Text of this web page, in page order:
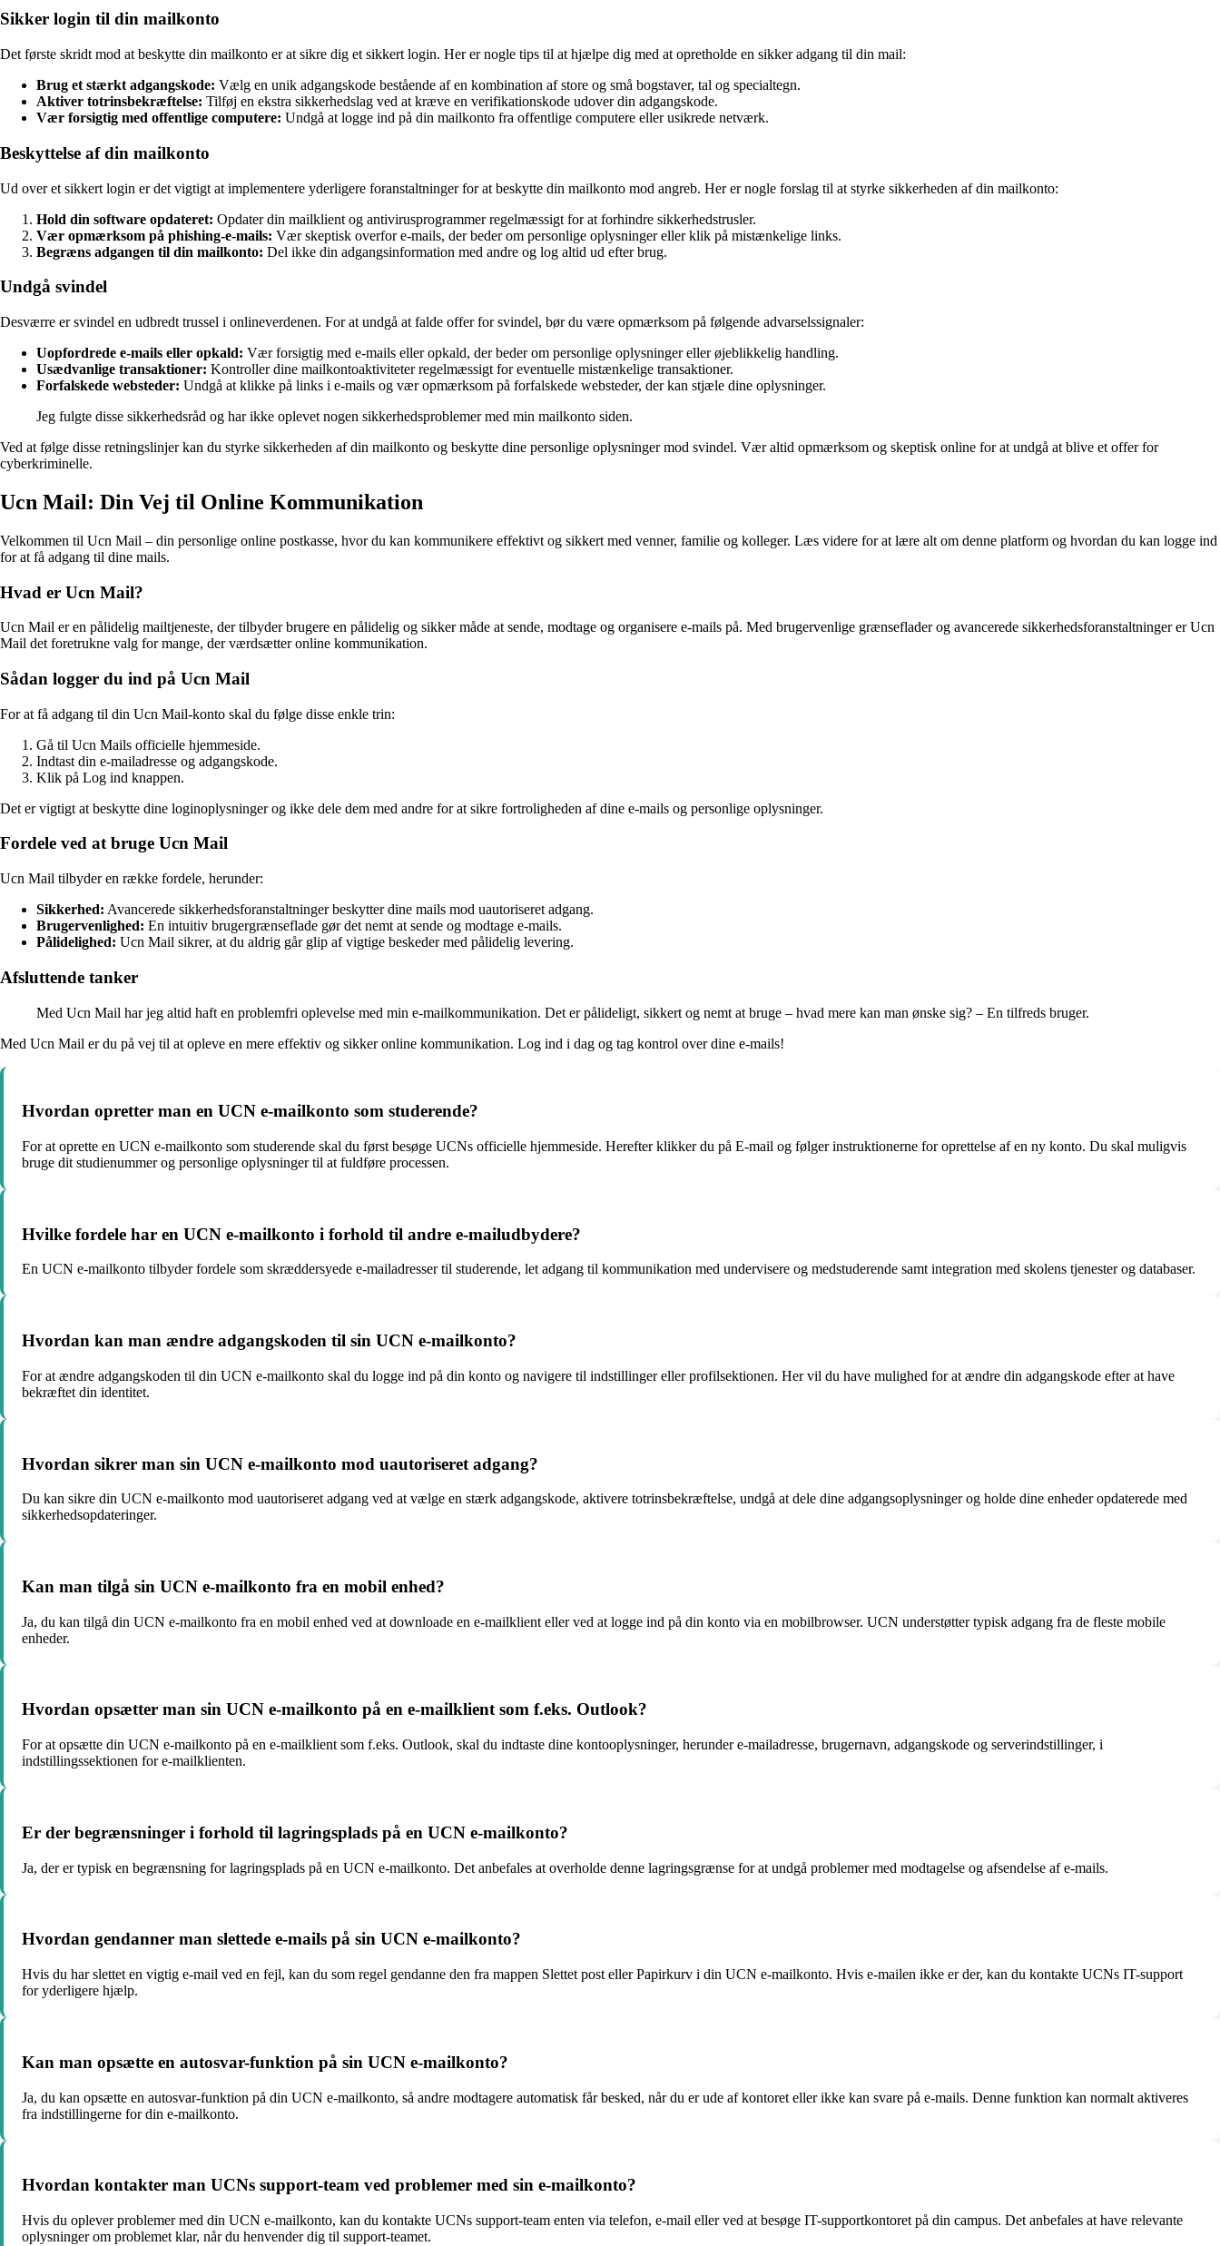
Sikker login til din mailkonto
Det første skridt mod at beskytte din mailkonto er at sikre dig et sikkert login. Her er nogle tips til at hjælpe dig med at opretholde en sikker adgang til din mail:
Brug et stærkt adgangskode: Vælg en unik adgangskode bestående af en kombination af store og små bogstaver, tal og specialtegn.
Aktiver totrinsbekræftelse: Tilføj en ekstra sikkerhedslag ved at kræve en verifikationskode udover din adgangskode.
Vær forsigtig med offentlige computere: Undgå at logge ind på din mailkonto fra offentlige computere eller usikrede netværk.
Beskyttelse af din mailkonto
Ud over et sikkert login er det vigtigt at implementere yderligere foranstaltninger for at beskytte din mailkonto mod angreb. Her er nogle forslag til at styrke sikkerheden af din mailkonto:
Hold din software opdateret: Opdater din mailklient og antivirusprogrammer regelmæssigt for at forhindre sikkerhedstrusler.
Vær opmærksom på phishing-e-mails: Vær skeptisk overfor e-mails, der beder om personlige oplysninger eller klik på mistænkelige links.
Begræns adgangen til din mailkonto: Del ikke din adgangsinformation med andre og log altid ud efter brug.
Undgå svindel
Desværre er svindel en udbredt trussel i onlineverdenen. For at undgå at falde offer for svindel, bør du være opmærksom på følgende advarselssignaler:
Uopfordrede e-mails eller opkald: Vær forsigtig med e-mails eller opkald, der beder om personlige oplysninger eller øjeblikkelig handling.
Usædvanlige transaktioner: Kontroller dine mailkontoaktiviteter regelmæssigt for eventuelle mistænkelige transaktioner.
Forfalskede websteder: Undgå at klikke på links i e-mails og vær opmærksom på forfalskede websteder, der kan stjæle dine oplysninger.
Jeg fulgte disse sikkerhedsråd og har ikke oplevet nogen sikkerhedsproblemer med min mailkonto siden.
Ved at følge disse retningslinjer kan du styrke sikkerheden af din mailkonto og beskytte dine personlige oplysninger mod svindel. Vær altid opmærksom og skeptisk online for at undgå at blive et offer for
cyberkriminelle.
Ucn Mail: Din Vej til Online Kommunikation
Velkommen til Ucn Mail – din personlige online postkasse, hvor du kan kommunikere effektivt og sikkert med venner, familie og kolleger. Læs videre for at lære alt om denne platform og hvordan du kan logge ind
for at få adgang til dine mails.
Hvad er Ucn Mail?
Ucn Mail er en pålidelig mailtjeneste, der tilbyder brugere en pålidelig og sikker måde at sende, modtage og organisere e-mails på. Med brugervenlige grænseflader og avancerede sikkerhedsforanstaltninger er Ucn
Mail det foretrukne valg for mange, der værdsætter online kommunikation.
Sådan logger du ind på Ucn Mail
For at få adgang til din Ucn Mail-konto skal du følge disse enkle trin:
Gå til Ucn Mails officielle hjemmeside.
Indtast din e-mailadresse og adgangskode.
Klik på Log ind knappen.
Det er vigtigt at beskytte dine loginoplysninger og ikke dele dem med andre for at sikre fortroligheden af dine e-mails og personlige oplysninger.
Fordele ved at bruge Ucn Mail
Ucn Mail tilbyder en række fordele, herunder:
Sikkerhed: Avancerede sikkerhedsforanstaltninger beskytter dine mails mod uautoriseret adgang.
Brugervenlighed: En intuitiv brugergrænseflade gør det nemt at sende og modtage e-mails.
Pålidelighed: Ucn Mail sikrer, at du aldrig går glip af vigtige beskeder med pålidelig levering.
Afsluttende tanker
Med Ucn Mail har jeg altid haft en problemfri oplevelse med min e-mailkommunikation. Det er pålideligt, sikkert og nemt at bruge – hvad mere kan man ønske sig? – En tilfreds bruger.
Med Ucn Mail er du på vej til at opleve en mere effektiv og sikker online kommunikation. Log ind i dag og tag kontrol over dine e-mails!
Hvordan opretter man en UCN e-mailkonto som studerende?
For at oprette en UCN e-mailkonto som studerende skal du først besøge UCNs officielle hjemmeside. Herefter klikker du på E-mail og følger instruktionerne for oprettelse af en ny konto. Du skal muligvis
bruge dit studienummer og personlige oplysninger til at fuldføre processen.
Hvilke fordele har en UCN e-mailkonto i forhold til andre e-mailudbydere?
En UCN e-mailkonto tilbyder fordele som skræddersyede e-mailadresser til studerende, let adgang til kommunikation med undervisere og medstuderende samt integration med skolens tjenester og databaser.
Hvordan kan man ændre adgangskoden til sin UCN e-mailkonto?
For at ændre adgangskoden til din UCN e-mailkonto skal du logge ind på din konto og navigere til indstillinger eller profilsektionen. Her vil du have mulighed for at ændre din adgangskode efter at have
bekræftet din identitet.
Hvordan sikrer man sin UCN e-mailkonto mod uautoriseret adgang?
Du kan sikre din UCN e-mailkonto mod uautoriseret adgang ved at vælge en stærk adgangskode, aktivere totrinsbekræftelse, undgå at dele dine adgangsoplysninger og holde dine enheder opdaterede med
sikkerhedsopdateringer.
Kan man tilgå sin UCN e-mailkonto fra en mobil enhed?
Ja, du kan tilgå din UCN e-mailkonto fra en mobil enhed ved at downloade en e-mailklient eller ved at logge ind på din konto via en mobilbrowser. UCN understøtter typisk adgang fra de fleste mobile
enheder.
Hvordan opsætter man sin UCN e-mailkonto på en e-mailklient som f.eks. Outlook?
For at opsætte din UCN e-mailkonto på en e-mailklient som f.eks. Outlook, skal du indtaste dine kontooplysninger, herunder e-mailadresse, brugernavn, adgangskode og serverindstillinger, i
indstillingssektionen for e-mailklienten.
Er der begrænsninger i forhold til lagringsplads på en UCN e-mailkonto?
Ja, der er typisk en begrænsning for lagringsplads på en UCN e-mailkonto. Det anbefales at overholde denne lagringsgrænse for at undgå problemer med modtagelse og afsendelse af e-mails.
Hvordan gendanner man slettede e-mails på sin UCN e-mailkonto?
Hvis du har slettet en vigtig e-mail ved en fejl, kan du som regel gendanne den fra mappen Slettet post eller Papirkurv i din UCN e-mailkonto. Hvis e-mailen ikke er der, kan du kontakte UCNs IT-support
for yderligere hjælp.
Kan man opsætte en autosvar-funktion på sin UCN e-mailkonto?
Ja, du kan opsætte en autosvar-funktion på din UCN e-mailkonto, så andre modtagere automatisk får besked, når du er ude af kontoret eller ikke kan svare på e-mails. Denne funktion kan normalt aktiveres
fra indstillingerne for din e-mailkonto.
Hvordan kontakter man UCNs support-team ved problemer med sin e-mailkonto?
Hvis du oplever problemer med din UCN e-mailkonto, kan du kontakte UCNs support-team enten via telefon, e-mail eller ved at besøge IT-supportkontoret på din campus. Det anbefales at have relevante
oplysninger om problemet klar, når du henvender dig til support-teamet.